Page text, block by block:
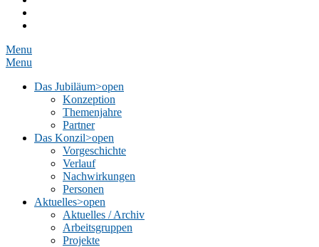
Menu
Menu
Das Jubiläum>open
Konzeption
Themenjahre
Partner
Das Konzil>open
Vorgeschichte
Verlauf
Nachwirkungen
Personen
Aktuelles>open
Aktuelles / Archiv
Arbeitsgruppen
Projekte